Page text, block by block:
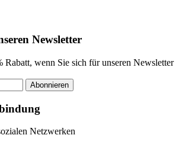
Newsletter
Rabatt, wenn Sie sich für unseren Newsletter
Abonnieren
Netzwerken